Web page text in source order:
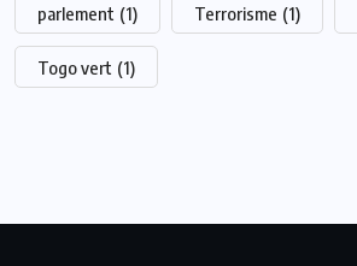
parlement (1) Terrorisme (1)
Togo vert (1)